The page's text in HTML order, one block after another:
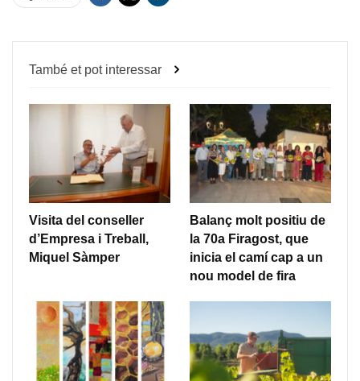
També et pot interessar
Visita del conseller
d’Empresa i Treball,
Miquel Sàmper
Balanç molt positiu de
la 70a Firagost, que
inicia el camí cap a un
nou model de fira